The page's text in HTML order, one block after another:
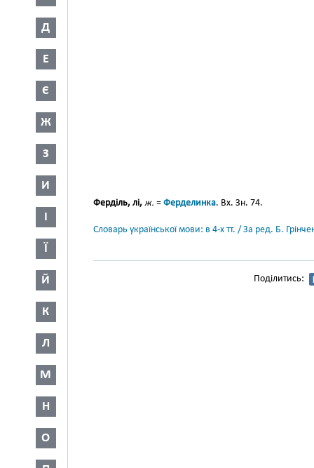
Д
Е
Є
Ж
З
И
І
Ї
Й
К
Л
М
Н
О
Ферділь, лі, ж. = Ферделинка. Вх. Зн. 74.
Словарь української мови: в 4-х тт. / За ред. Б.
Поділитись: